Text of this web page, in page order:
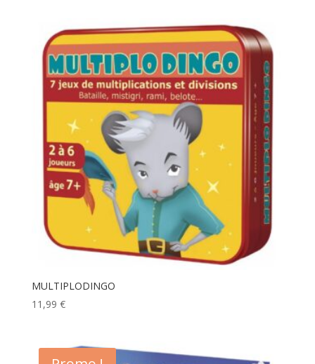
MULTIPLODINGO
11,99 €